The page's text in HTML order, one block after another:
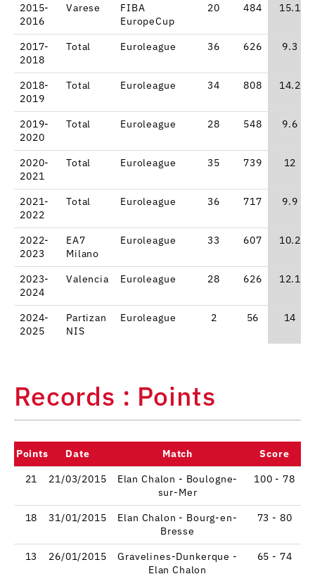
2015-
2016
Varese
FIBA
EuropeCup
20 484 15.1
2017-
2018
Total Euroleague 36 626 9.3
2018-
2019
Total Euroleague 34 808 14.2
2019-
2020
Total Euroleague 28 548 9.6
2020-
2021
Total Euroleague 35 739 12
2021-
2022
Total Euroleague 36 717 9.9
2022-
2023
EA7
Milano
Euroleague 33 607 10.2
2023-
2024
Valencia Euroleague 28 626 12.1
2024-
2025
Partizan
NIS
Euroleague 2 56 14
Records : Points
Points Date Match
Score
21
21/03/2015
Elan Chalon - Boulogne-
sur-Mer
100 - 78
18 31/01/2015
Elan Chalon - Bourg-en-
Bresse
73 - 80
13 26/01/2015
Gravelines-Dunkerque -
Elan Chalon
65 - 74